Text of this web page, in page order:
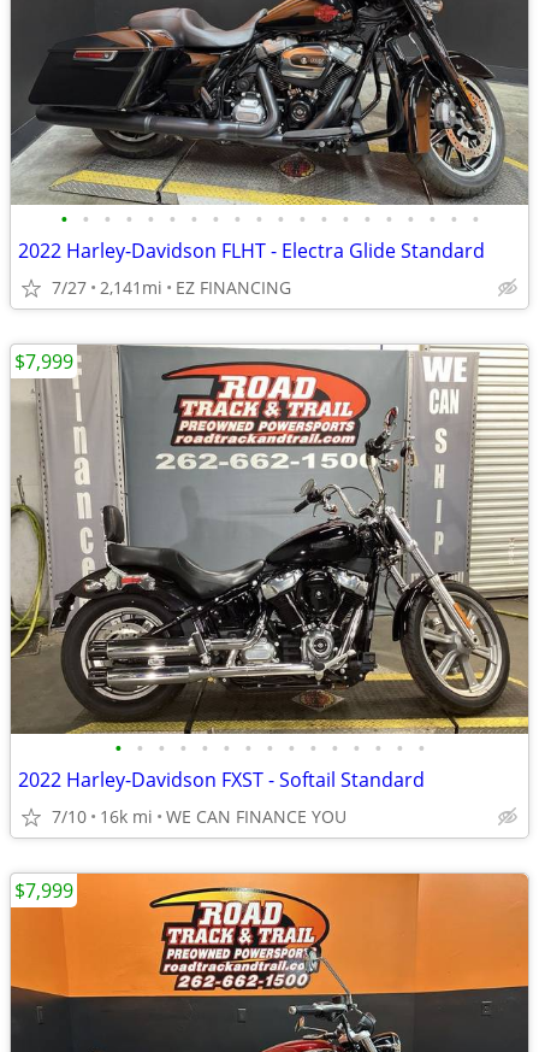
• • • • • • • • • • • • • • • • • • • •
2022 Harley-Davidson FLHT - Electra Glide Standard
7/27 2,141mi EZ FINANCING
• • • • • • • • • • • • • • •
2022 Harley-Davidson FXST - Softail Standard
7/10 16k mi WE CAN FINANCE YOU
$7,999
$7,999